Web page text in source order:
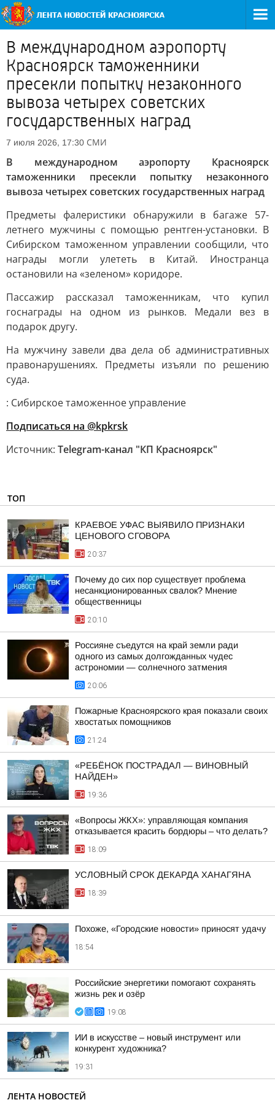
В международном аэропорту
Красноярск таможенники
пресекли попытку незаконного
вывоза четырех советских
государственных наград
7 июля 2026, 17:30 СМИ
В международном аэропорту Красноярск
таможенники пресекли попытку незаконного
вывоза четырех советских государственных наград
Предметы фалеристики обнаружили в багаже 57-
летнего мужчины с помощью рентген-установки. В
Сибирском таможенном управлении сообщили, что
награды могли улететь в Китай. Иностранца
остановили на «зеленом» коридоре.
Пассажир рассказал таможенникам, что купил
госнаграды на одном из рынков. Медали вез в
подарок другу.
На мужчину завели два дела об административных
правонарушениях. Предметы изъяли по решению
суда.
: Сибирское таможенное управление
Подписаться на @kpkrsk
Источник: Telegram-канал "КП Красноярск"
ТОП
КРАЕВОЕ УФАС ВЫЯВИЛО ПРИЗНАКИ
ЦЕНОВОГО СГОВОРА
20:37
Почему до сих пор существует проблема
несанкционированных свалок? Мнение
общественницы
20:10
Россияне съедутся на край земли ради
одного из самых долгожданных чудес
астрономии — солнечного затмения
20:06
Пожарные Красноярского края показали своих
хвостатых помощников
21:24
«РЕБЁНОК ПОСТРАДАЛ — ВИНОВНЫЙ
НАЙДЕН»
19:36
«Вопросы ЖКХ»: управляющая компания
отказывается красить бордюры – что делать?
18:09
УСЛОВНЫЙ СРОК ДЕКАРДА ХАНАГЯНА
18:39
Похоже, «Городские новости» приносят удачу
18:54
Российские энергетики помогают сохранять
жизнь рек и озёр
19:08
ИИ в искусстве – новый инструмент или
конкурент художника?
19:31
ЛЕНТА НОВОСТЕЙ